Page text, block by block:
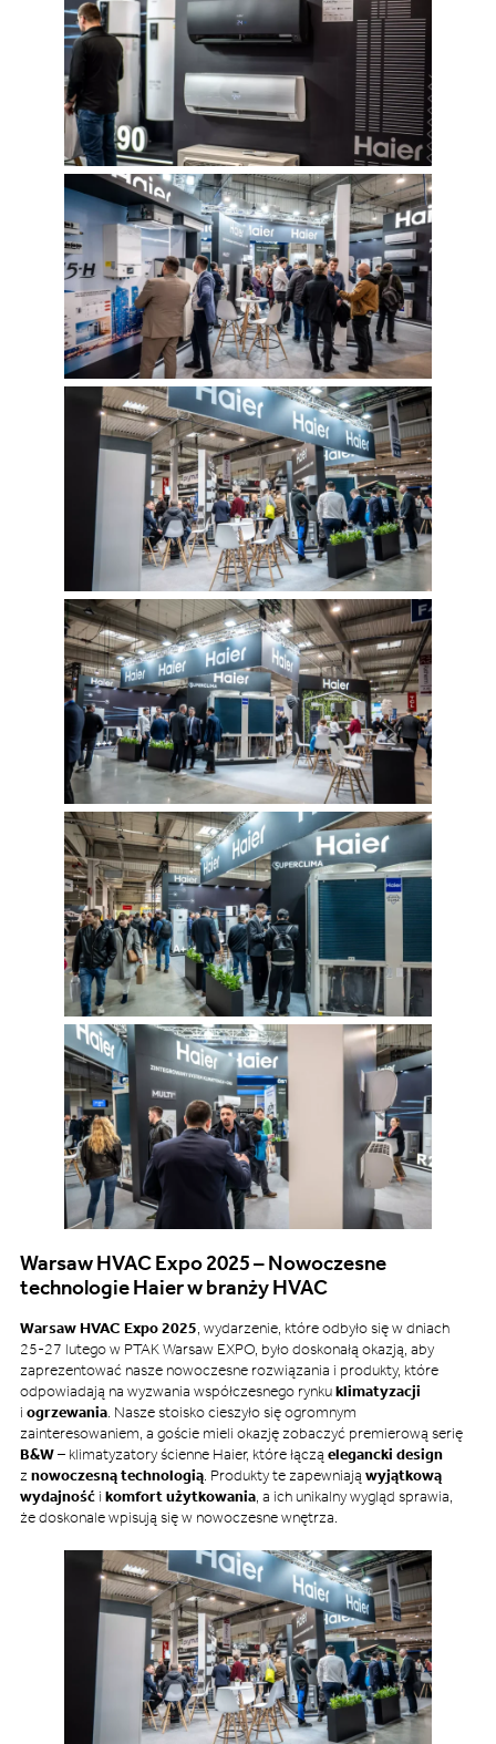
Warsaw HVAC Expo 2025 – Nowoczesne
technologie Haier w branży HVAC
Warsaw HVAC Expo 2025, wydarzenie, które odbyło się w dniach
25-27 lutego w PTAK Warsaw EXPO, było doskonałą okazją, aby
zaprezentować nasze nowoczesne rozwiązania i produkty, które
odpowiadają na wyzwania współczesnego rynkuklimatyzacji
i ogrzewania. Nasze stoisko cieszyło się ogromnym
zainteresowaniem, a goście mieli okazję zobaczyć premierową serię
B&W– klimatyzatory ścienne Haier, które łączą elegancki design
z nowoczesną technologią. Produkty te zapewniają wyjątkową
wydajnośći komfort użytkowania, a ich unikalny wygląd sprawia,
że doskonale wpisują się w nowoczesne wnętrza.